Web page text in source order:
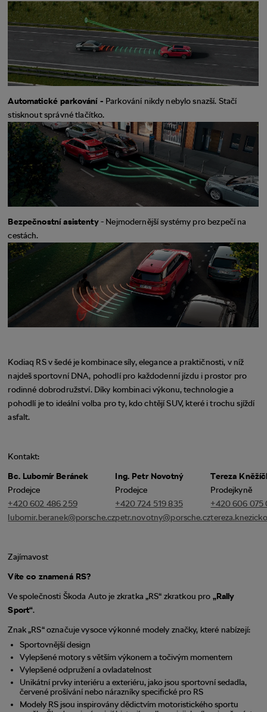
Automatické parkování - Parkování nikdy nebylo snazší. Stačí
stisknout správné tlačítko.
Bezpečnostní asistenty- Nejmodernější systémy pro bezpečí na
cestách.
Kodiaq RS v šedé je kombinace síly, elegance a praktičnosti, v níž
najdeš sportovní DNA, pohodlí pro každodenní jízdu i prostor pro
rodinné dobrodružství. Díky kombinaci výkonu, technologie a
pohodlí je to ideální volba pro ty, kdo chtějí SUV, které i trochu sjíždí
asfalt.
Kontakt:
Bc. Lubomír Beránek
Prodejce
+420 602 486 259
lubomir.beranek@porsche.cz
Ing. Petr Novotný
Prodejce
+420 724 519 835
petr.novotny@porsche.cz
Tereza
Prodejkyně
+420 606 075
Zajímavost
Víte co znamená RS?
Ve společnosti Škoda Auto je zkratka „RS“ zkratkou pro „Rally
Sport“.
Znak „RS“ označuje vysoce výkonné modely značky, které nabízejí:
Sportovnější design
Vylepšené motory s větším výkonem a točivým momentem
Vylepšené odpružení a ovladatelnost
Unikátní prvky interiéru a exteriéru, jako jsou sportovní sedadla,
červené prošívání nebo nárazníky specifické pro RS
Modely RS jsou inspirovány dědictvím motoristického sportu